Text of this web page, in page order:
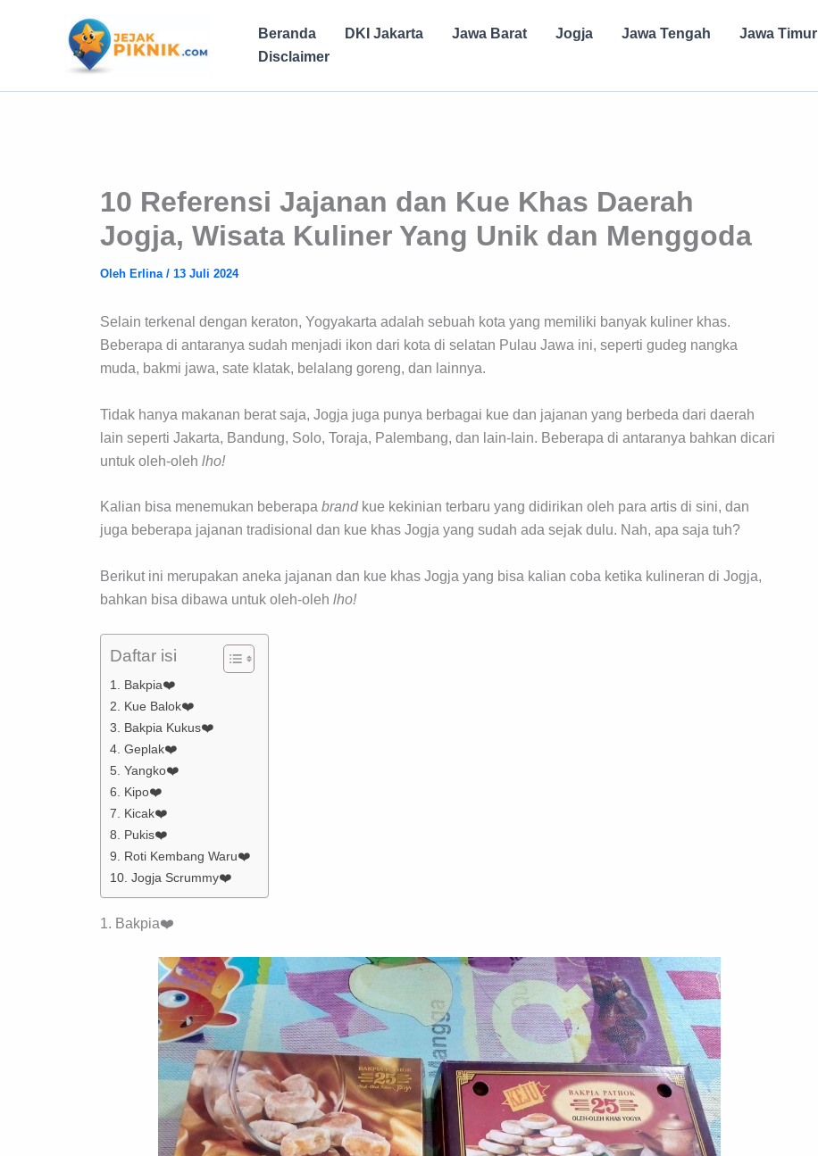
Beranda DKI Jakarta Jawa Barat Jogja Jawa Tengah Jawa Timur
Disclaimer
10 Referensi Jajanan dan Kue Khas Daerah
Jogja, Wisata Kuliner Yang Unik dan Menggoda
Oleh Erlina / 13 Juli 2024
Selain terkenal dengan keraton, Yogyakarta adalah sebuah kota yang memiliki banyak kuliner khas.
Beberapa di antaranya sudah menjadi ikon dari kota di selatan Pulau Jawa ini, seperti gudeg nangka
muda, bakmi jawa, sate klatak, belalang goreng, dan lainnya.
Tidak hanya makanan berat saja, Jogja juga punya berbagai kue dan jajanan yang berbeda dari daerah
lain seperti Jakarta, Bandung, Solo, Toraja, Palembang, dan lain-lain. Beberapa di antaranya bahkan dicari
untuk oleh-oleh lho!
Kalian bisa menemukan beberapa brand kue kekinian terbaru yang didirikan oleh para artis di sini, dan
juga beberapa jajanan tradisional dan kue khas Jogja yang sudah ada sejak dulu. Nah, apa saja tuh?
Berikut ini merupakan aneka jajanan dan kue khas Jogja yang bisa kalian coba ketika kulineran di Jogja,
bahkan bisa dibawa untuk oleh-oleh lho!
Daftar isi
1. Bakpia❤️
2. Kue Balok❤️
3. Bakpia Kukus❤️
4. Geplak❤️
5. Yangko❤️
6. Kipo❤️
7. Kicak❤️
8. Pukis❤️
9. Roti Kembang Waru❤️
10. Jogja Scrummy❤️
1. Bakpia❤️